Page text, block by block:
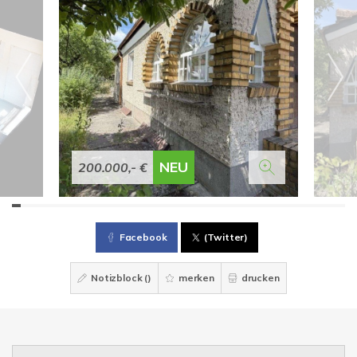
200.000,- € NEU
Facebook (Twitter)
Notizblock () merken drucken